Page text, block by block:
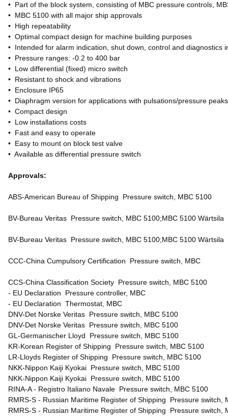
• Part of the block system, consisting of MBC pressure controls,
• MBC 5100 with all major ship approvals
• High repeatability
• Optimal compact design for machine building purposes
• Intended for alarm indication, shut down, control and
• Pressure ranges: -0.2 to 400 bar
• Low differential (fixed) micro switch
• Resistant to shock and vibrations
• Enclosure IP65
• Diaphragm version for applications with pulsations/pressure
• Compact design
• Low installations costs
• Fast and easy to operate
• Easy to mount on block test valve
• Available as differential pressure switch
Approvals:
ABS-American Bureau of Shipping Pressure switch, MBC 5100
BV-Bureau Veritas Pressure switch, MBC 5100;MBC 5100
BV-Bureau Veritas Pressure switch, MBC 5100;MBC 5100 Wärtsila
CCC-China Cumpulsory Certification Pressure switch, MBC
CCS-China Classification Society Pressure switch, MBC 5100
- EU Declaration Pressure controller, MBC
- EU Declaration Thermostat, MBC
DNV-Det Norske Veritas Pressure switch, MBC 5100
DNV-Det Norske Veritas Pressure switch, MBC 5100
GL-Germanischer Lloyd Pressure switch, MBC 5100
KR-Korean Register of Shipping Pressure switch, MBC 5100
LR-Lloyds Register of Shipping Pressure switch, MBC 5100
NKK-Nippon Kaiji Kyokai Pressure switch, MBC 5100
NKK-Nippon Kaiji Kyokai Pressure switch, MBC 5100
RINA-A - Registro Italiano Navale Pressure switch, MBC 5100
RMRS-S - Russian Maritime Register of Shipping Pressure switch,
RMRS-S - Russian Maritime Register of Shipping Pressure switch,